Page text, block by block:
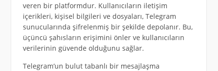
veren bir platformdur. Kullanıcıların iletişim
içerikleri, kişisel bilgileri ve dosyaları, Telegram
sunucularında şifrelenmiş bir şekilde depolanır. Bu,
üçüncü şahısların erişimini önler ve kullanıcıların
verilerinin güvende olduğunu sağlar.
Telegram’un bulut tabanlı bir mesajlaşma